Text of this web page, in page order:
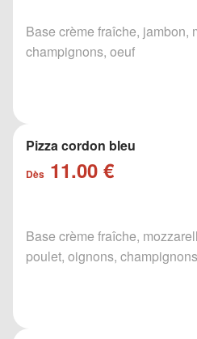
Base crème fraîche, jambon,
champignons, oeuf
Pizza cordon bleu
Dès 11.00 €
Base crème fraîche,
poulet, oignons,